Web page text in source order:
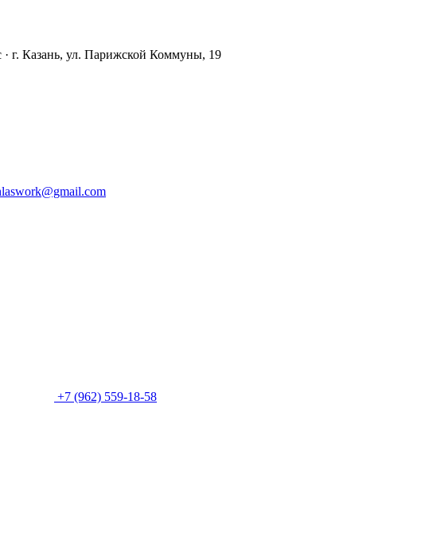
· г. Казань, ул. Парижской Коммуны, 19
+7 (962) 559-18-58